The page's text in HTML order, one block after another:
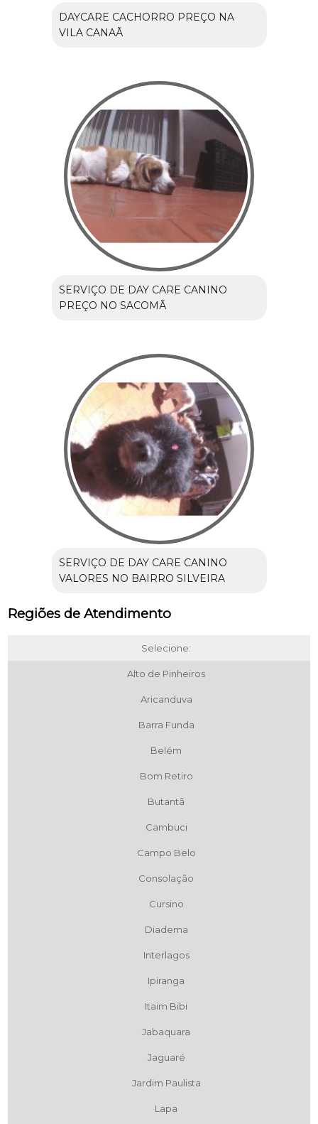
DAYCARE CACHORRO PREÇO NA
VILA CANAÃ
SERVIÇO DE DAY CARE CANINO
PREÇO NO SACOMÃ
SERVIÇO DE DAY CARE CANINO
VALORES NO BAIRRO SILVEIRA
Regiões de Atendimento
Selecione:
Alto de Pinheiros
Aricanduva
Barra Funda
Belém
Bom Retiro
Butantã
Cambuci
Campo Belo
Consolação
Cursino
Diadema
Interlagos
Ipiranga
Itaim Bibi
Jabaquara
Jaguaré
Jardim Paulista
Lapa